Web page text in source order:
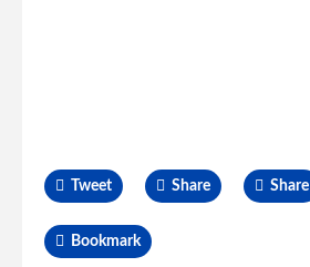
Tweet Share Share
Bookmark